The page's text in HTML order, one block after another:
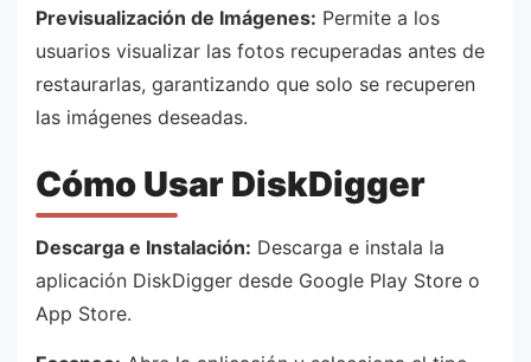
Previsualización de Imágenes: Permite a los
usuarios visualizar las fotos recuperadas antes de
restaurarlas, garantizando que solo se recuperen
las imágenes deseadas.
Cómo Usar DiskDigger
Descarga e Instalación: Descarga e instala la
aplicación DiskDigger desde Google Play Store o
App Store.